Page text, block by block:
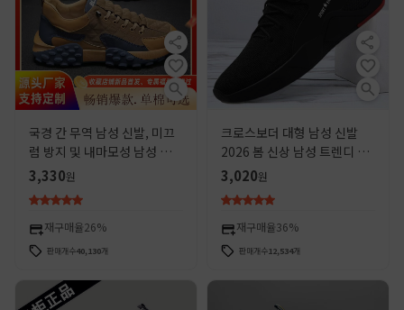
국경 간 무역 남성 신발, 미끄
럼 방지 및 내마모성 남성 신
발, 패셔너블한 운동화, 편안
한 러닝화, 대형 사이즈 캐주
얼 남성 신발
3,330원
재구매율26%
판매개수40,130개
크로스보더 대형 남성 신발
2026 봄 신상 남성 트렌디 스
포츠화 캐주얼 만능 해외 패션
런닝화
3,020원
재구매율36%
판매개수12,534개